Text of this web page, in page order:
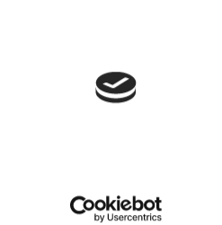
werkgeversorganisatie met
voor een sector met
Land- en Tuinbouw
Nederland (LTO).